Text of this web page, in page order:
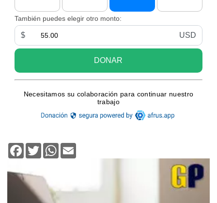
Facebook
TwitterWhatsApp